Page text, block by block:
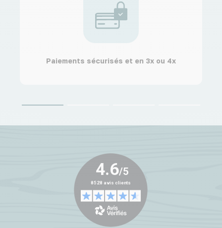
Paiements sécurisés et en 3x ou 4x